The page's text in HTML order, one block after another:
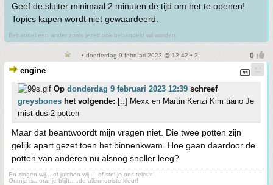
Geef de sluiter minimaal 2 minuten de tijd om het te openen!
Topics kapen wordt niet gewaardeerd.
Behandel een ander zoals jezelf ook behandeld wil worden.
• donderdag 9 februari 2023 @ 12:42 • 2
engine
Op donderdag 9 februari 2023 12:39 schreef
greysbones het volgende: [..] Mexx en Martin Kenzi Kim tiano Je
mist dus 2 potten
Maar dat beantwoordt mijn vragen niet. Die twee potten zijn
gelijk apart gezet toen het binnenkwam. Hoe gaan daardoor de
potten van anderen nu alsnog sneller leeg?
En zingen wij....of juichen wij.....of stel je ons teleur
Oranje is...oranje blijft.....de allermooiste kleur!